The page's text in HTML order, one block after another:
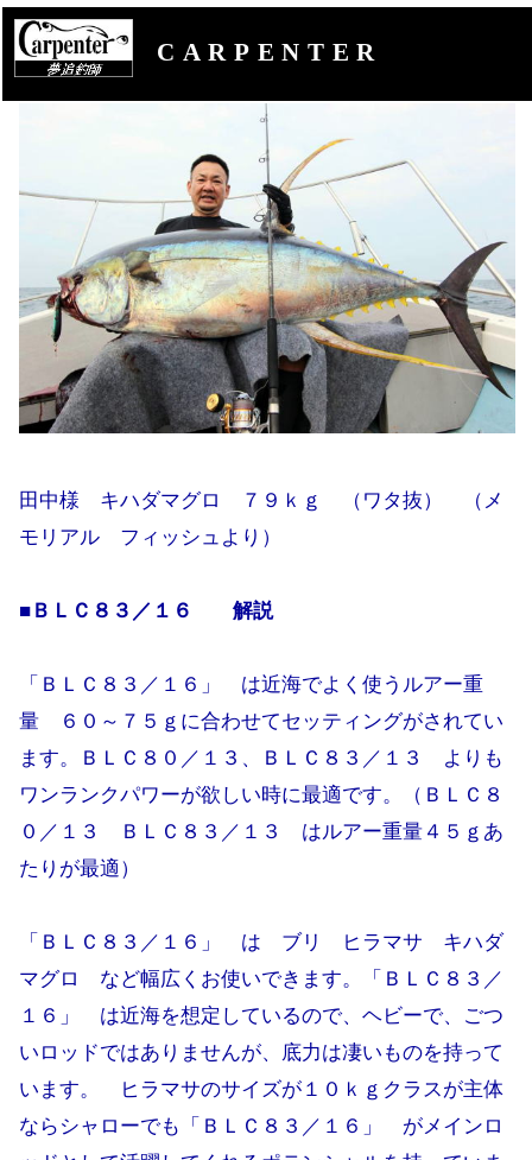
CARPENTER
田中様 キハダマグロ ７９ｋｇ （ワタ抜） （メ
モリアル フィッシュより）
■ＢＬＣ８３／１６ 解説
「ＢＬＣ８３／１６」 は近海でよく使うルアー重
量 ６０～７５ｇに合わせてセッティングがされてい
ます。ＢＬＣ８０／１３、ＢＬＣ８３／１３ よりも
ワンランクパワーが欲しい時に最適です。（ＢＬＣ８
０／１３ ＢＬＣ８３／１３ はルアー重量４５ｇあ
たりが最適）
「ＢＬＣ８３／１６」 は ブリ ヒラマサ キハダ
マグロ など幅広くお使いできます。「ＢＬＣ８３／
１６」 は近海を想定しているので、ヘビーで、ごつ
いロッドではありませんが、底力は凄いものを持って
います。 ヒラマサのサイズが１０ｋｇクラスが主体
ならシャローでも「ＢＬＣ８３／１６」 がメインロ